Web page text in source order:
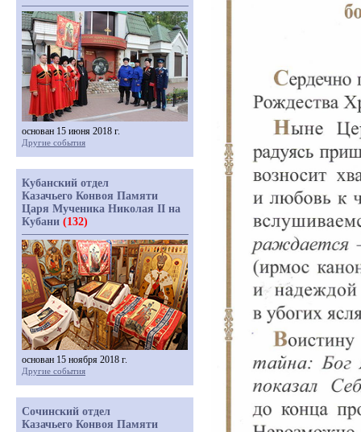
основан 15 июня 2018 г.
Другие события
Кубанский отдел
Казачьего Конвоя Памяти
Царя Мученика Николая II на
Кубани (132)
основан 15 ноября 2018 г.
Другие события
Сочинский отдел
Казачьего Конвоя Памяти